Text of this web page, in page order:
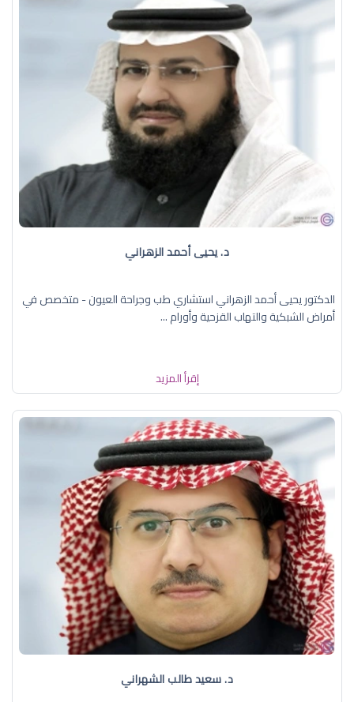
د. يحيى أحمد الزهراني
الدكتور يحيى أحمد الزهراني استشاري طب وجراحة العيون - متخصص في
أمراض الشبكية والتهاب القزحية وأورام ...
إقرأ المزيد
د. سعيد طالب الشهراني